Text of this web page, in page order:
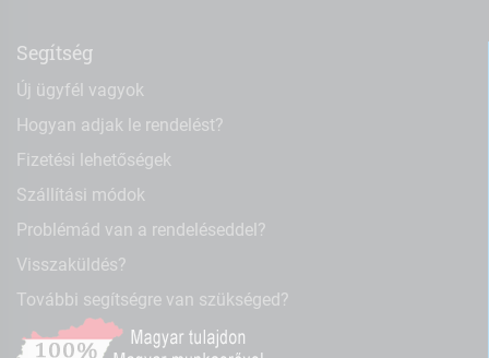
Segítség
Új ügyfél vagyok
Hogyan adjak le rendelést?
Fizetési lehetőségek
Szállítási módok
Problémád van a rendeléseddel?
Visszaküldés?
További segítségre van szükséged?